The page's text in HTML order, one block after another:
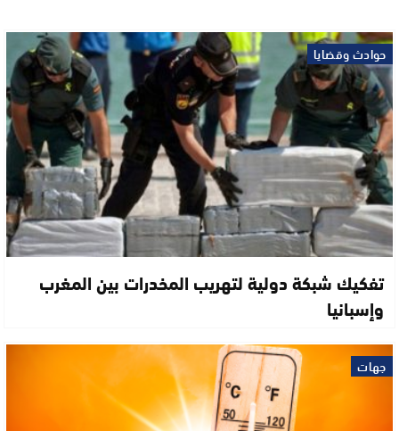
حوادث وقضايا
تفكيك شبكة دولية لتهريب المخدرات بين المغرب
وإسبانيا
جهات